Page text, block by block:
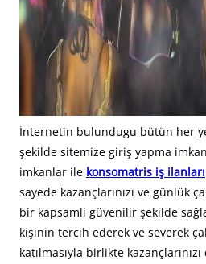
İnternetin bulundugu bütün her
şekilde sitemize giriş yapma
imkanlar ile konsomatris iş ilanları
sayede kazançlarınızı ve günlük
bir kapsamli güvenilir şekilde
kişinin tercih ederek ve severek
katılmasıyla birlikte